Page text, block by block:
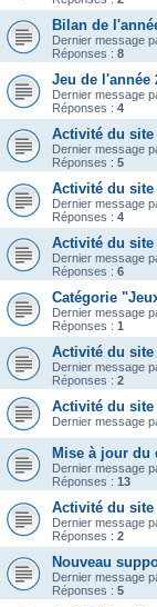
Bilan de
Dernier message
Réponses : 8
Jeu de l'année
Dernier message
Réponses : 4
Activité du site
Dernier message
Réponses : 5
Activité du site
Dernier message
Réponses : 4
Activité du site
Dernier message
Réponses : 6
Catégorie
Dernier message
Réponses : 1
Activité du site
Dernier message
Réponses : 2
Activité du site
Dernier message
Mise à jour du
Dernier message
Réponses : 13
Activité du site
Dernier message
Réponses : 2
Nouveau
Dernier message
Réponses : 5